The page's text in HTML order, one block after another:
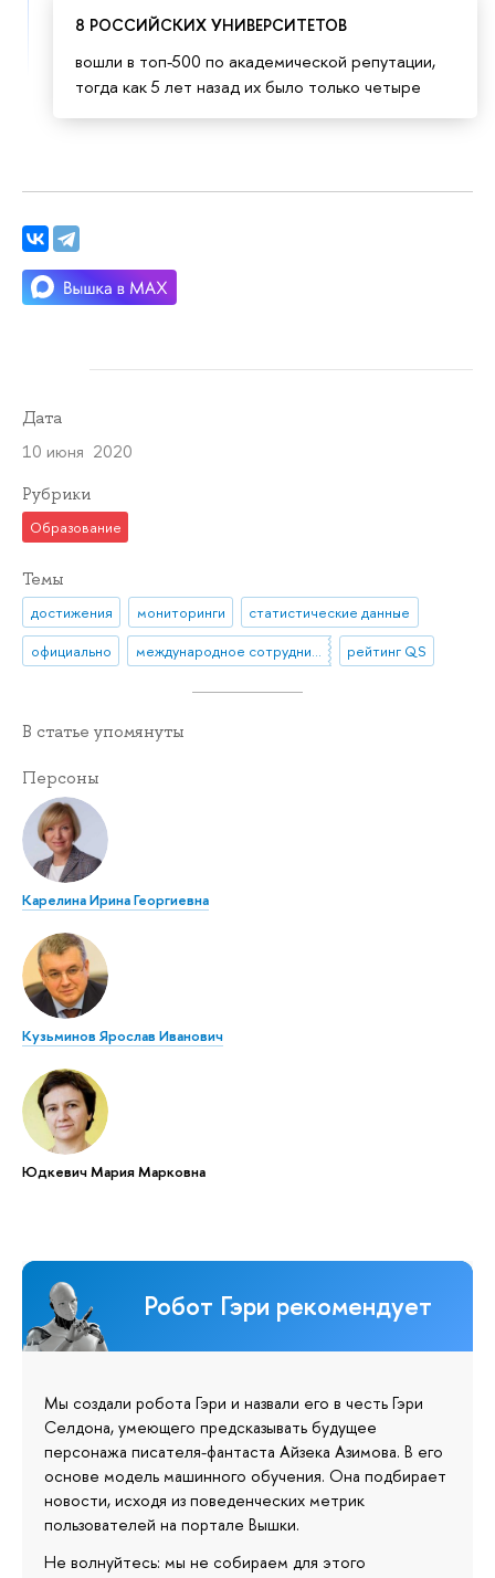
8 РОССИЙСКИХ УНИВЕРСИТЕТОВ
вошли в топ-500 по академической репутации,
тогда как 5 лет назад их было только четыре
Дата
10 июня 2020
Рубрики
Образование
Темы
достижения мониторинги
статистические данные
официально
международное сотрудничество рейтинг QS
В статье упомянуты
Персоны
Карелина Ирина Георгиевна
Кузьминов Ярослав Иванович
Юдкевич Мария Марковна
Робот Гэри рекомендует
Мы создали робота Гэри и назвали его в честь Гэри
Селдона, умеющего предсказывать будущее
персонажа писателя-фантаста Айзека Азимова. В его
основе модель машинного обучения. Она подбирает
новости, исходя из поведенческих метрик
пользователей на портале Вышки.
Не волнуйтесь: мы не собираем для этого